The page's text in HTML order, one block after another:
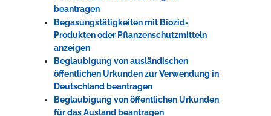
beantragen
Begasungstätigkeiten mit Biozid-
Produkten oder Pflanzenschutzmitteln
anzeigen
Beglaubigung von ausländischen
öffentlichen Urkunden zur Verwendung in
Deutschland beantragen
Beglaubigung von öffentlichen Urkunden
für das Ausland beantragen